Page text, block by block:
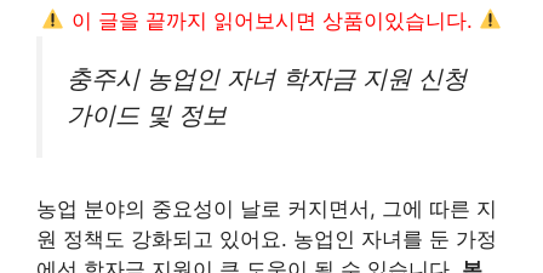
이 글을 끝까지 읽어보시면 상품이있습니다.
충주시 농업인 자녀 학자금 지원 신청
가이드 및 정보
농업 분야의 중요성이 날로 커지면서, 그에 따른 지
원 정책도 강화되고 있어요. 농업인 자녀를 둔 가정